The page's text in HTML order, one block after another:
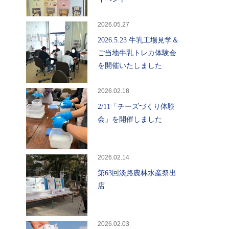
2026.05.27
2026.5.23 牛乳工場見学＆
ご当地牛乳トレカ体験会
を開催いたしました
2026.02.18
2/11「チーズづくり体験
会」を開催しました
2026.02.14
第63回淡路農林水産祭出
店
2026.02.03